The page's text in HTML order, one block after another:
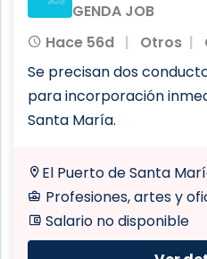
GENDA JOB
Hace 56d
Otros
Se precisan dos
para incorporación
Santa María.
El Puerto de Santa
Profesiones, artes y
Salario no disponible